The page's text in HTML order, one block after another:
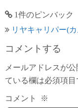
1件のピンバック
リヤキャリパー(
コメントする
メールアドレスが
ている欄は必須項目
コメント ※